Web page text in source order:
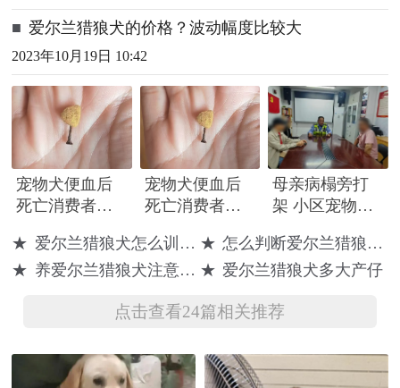
■ 爱尔兰猎狼犬的价格？波动幅度比较大
2023年10月19日 10:42
宠物犬便血后
死亡消费者称
钉
宠物犬便血后
死亡消费者称
钉
母亲病榻旁打
架 小区宠物犬
联动”止纷争
★ 爱尔兰猎狼犬怎么训练才听话 ★ 怎么判断爱尔兰猎狼犬得了什么病
★ 养爱尔兰猎狼犬注意事项 ★ 爱尔兰猎狼犬多大产仔
点击查看24篇相关推荐